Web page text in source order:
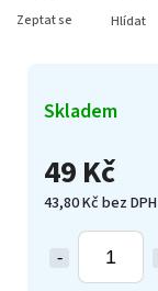
49 Kč
43,80 Kč bez DPH
Skladem
Zeptat se Hlídat